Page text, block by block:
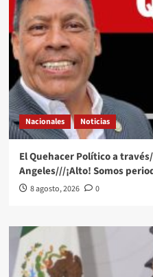
Nacionales Noticias
El Quehacer Político a
Angeles///¡Alto! Somos
8 agosto, 2026 0